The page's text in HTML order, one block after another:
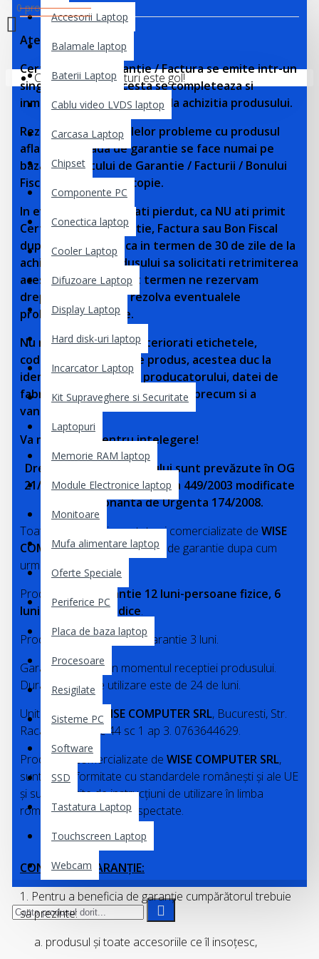
Accesorii Laptop
Balamale laptop
Baterii Laptop
Cablu video LVDS laptop
Carcasa Laptop
Chipset
Componente PC
Conectica laptop
Cooler Laptop
Difuzoare Laptop
Display Laptop
Hard disk-uri laptop
Incarcator Laptop
Kit Supraveghere si Securitate
Laptopuri
Memorie RAM laptop
Module Electronice laptop
Monitoare
Mufa alimentare laptop
Oferte Speciale
Periferice PC
Placa de baza laptop
Procesoare
Resigilate
Sisteme PC
Software
SSD
Tastatura Laptop
Touchscreen Laptop
Webcam
0 produs(e) - 0,00 lei
Coșul de cumpărături este gol!
Atentie!
Certificatul de Garantie / Factura se emite intr-un
singur exemplar, acesta se completeaza si
inmaneaza cumparatorului la achizitia produsului.
Rezolvarea eventualelor probleme cu produsul
aflat in perioada de garantie se face numai pe
baza Cerificatului de Garantie / Facturii / Bonului
Fiscal in original sau copie.
In eventualitatea ca ati pierdut, ca NU ati primit
Certificatul de Garantie, Factura sau Bon Fiscal
dupa caz va rugam ca in termen de 30 de zile de la
achizitionarea produsului sa solicitati retrimiterea
acestora. Peste acest termen ne rezervam
dreptul de a nu mai rezolva eventualele
problemele aparute.
Nu rupeti, stergeti, deteriorati etichetele,
codurile de bare de pe produs, acestea duc la
identificarea exacta a producatorului, datei de
fabricatie a lotului de produse, precum si a
vanzatorului.
Va multumim pentru intelegere!
Drepturile consumatorului sunt prevăzute în OG
21/1992 republicata si Legea 449/2003 modificate
prin Ordonanta de Urgenta 174/2008.
Toate produsele importate si comercializate de WISE
COMPUTER SRLbeneficiaza de garantie dupa cum
urmeaza:
Produse noi :
Garantie 12 luni-persoane fizice, 6
luni-persoane juridice.
Produse Second Hand : Garantie 3 luni.
Garantia incepe din momentul receptiei produsului.
Durata medie de utilizare este de 24 de luni.
Unitate service:WISE COMPUTER SRL, Bucuresti, Str.
Racari nr 14 bloc 44 sc 1 ap 3. 0763644629.
Produsele comercializate de WISE COMPUTER SRL,
sunt in conformitate cu standardele româneşti şi ale UE
şi sunt însoţite de instrucţiuni de utilizare în limba
română ce trebuiesc respectate.
CONDIŢII DE GARANŢIE:
1. Pentru a beneficia de garanţie cumpărătorul trebuie
să prezinte:
a. produsul şi toate accesoriile ce îl insoţesc,